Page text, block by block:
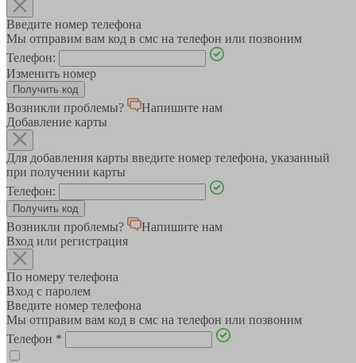
Введите номер телефона
Мы отправим вам код в смс на телефон или позвоним
Телефон:
Изменить номер
Возникли проблемы?
Напишите нам
Добавление карты
Для добавления карты введите номер телефона, указанный
при получении карты
Телефон:
Возникли проблемы?
Напишите нам
Вход или регистрация
По номеру телефона
Вход с паролем
Введите номер телефона
Мы отправим вам код в смс на телефон или позвоним
Телефон *